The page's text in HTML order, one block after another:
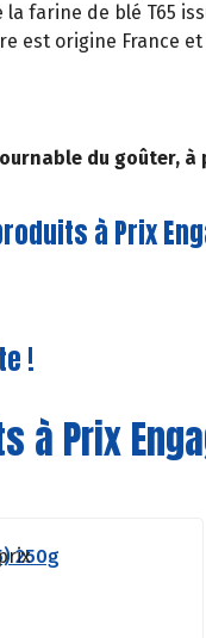
la farine de blé T65
est origine France
du goûter, à
à Prix
!
à Prix